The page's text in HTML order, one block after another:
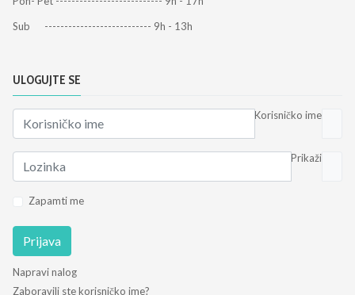
Sub --------------------------- 9h - 13h
ULOGUJTE SE
Korisničko ime
Prikaži
Zapamti me
Prijava
Napravi nalog
Zaboravili ste korisničko ime?